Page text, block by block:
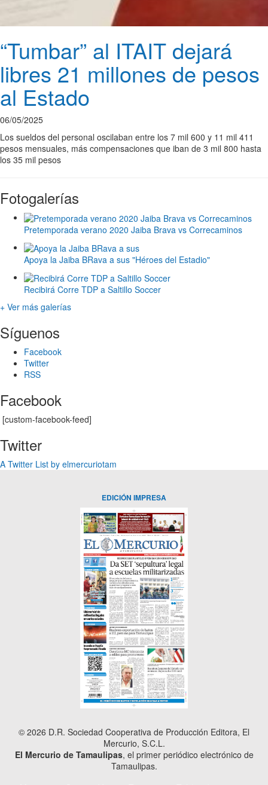
“Tumbar” al ITAIT dejará
libres 21 millones de pesos
al Estado
06/05/2025
Los sueldos del personal oscilaban entre los 7 mil 600 y 11 mil 411
pesos mensuales, más compensaciones que iban de 3 mil 800 hasta
los 35 mil pesos
Fotogalerías
Pretemporada verano 2020 Jaiba Brava vs Correcaminos
Apoya la Jaiba BRava a sus "Héroes del Estadio"
Recibirá Corre TDP a Saltillo Soccer
+ Ver más galerías
Síguenos
Facebook
Twitter
RSS
Facebook
[custom-facebook-feed]
Twitter
A Twitter List by elmercuriotam
EDICIÓN IMPRESA
© 2026 D.R. Sociedad Cooperativa de Producción Editora, El
Mercurio, S.C.L.
El Mercurio de Tamaulipas, el primer periódico electrónico de
Tamaulipas.